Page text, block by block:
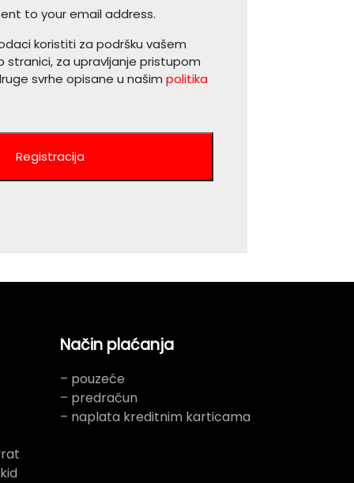
to your email address.
koristiti za podršku vašem
stranici, za upravljanje pristupom
svrhe opisane u našimpolitika
Registracija
Način plaćanja
– pouzeće
– predračun
– naplata kreditnim karticama